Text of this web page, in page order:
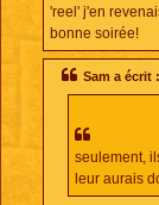
'reel' j'en
bonne soirée!
Sam a écrit :
seulement,
leur aurais